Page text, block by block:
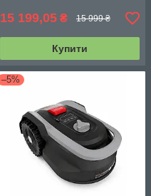
15 199,05 ₴ 15 999 ₴
Купити
–5%